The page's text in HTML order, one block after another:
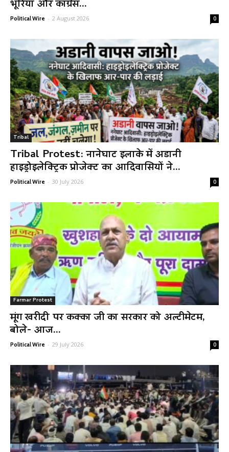
भूरिया और कांग्रेस...
Political Wire - 2 August 2026 0
Tribal
Tribal Protest: नानेघाट इलाके में अडानी
हाइड्रोइलेक्ट्रिक प्रोजेक्ट का आदिवासियों ने...
Political Wire - 30 July 2026 0
Farmar Protest
मूंग खरीदी पर कक्का जी का सरकार को अल्टीमेटम,
बोले- आज...
Political Wire - 29 July 2026 0